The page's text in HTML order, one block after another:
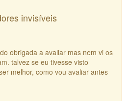
invisíveis
obrigada a avaliar mas nem vi os
talvez se eu tivesse visto
melhor, como vou avaliar antes